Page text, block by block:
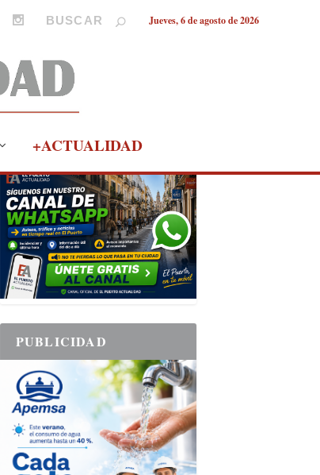
Jueves, 6 de agosto de 2026
+ACTUALIDAD
PUBLICIDAD
PUBLICIDAD